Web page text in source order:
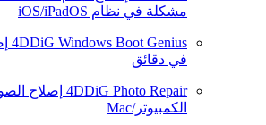
مشكلة في نظام iOS/iPadOS
4DDiG Windows Boot Genius
في دقائق
4DDiG Photo Repair إصلاح
الكمبيوتر/Mac